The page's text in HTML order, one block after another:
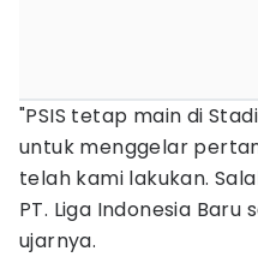
"PSIS tetap main di
untuk menggelar
telah kami lakukan.
PT. Liga Indonesia
ujarnya.